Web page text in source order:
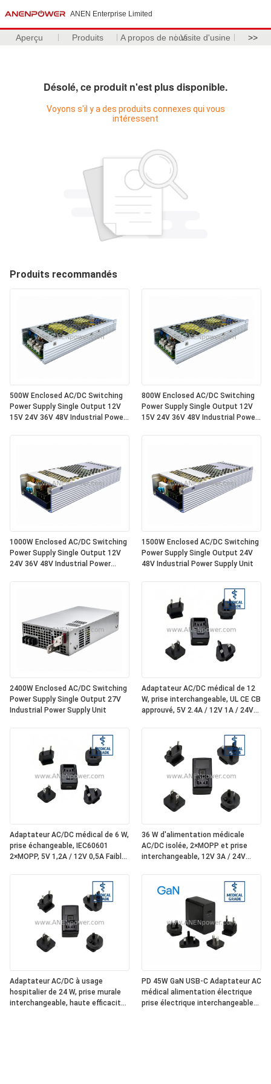
ANEN Enterprise Limited
Aperçu Produits A propos de nousVisite d'usine >>
Désolé, ce produit n'est plus disponible.
Voyons s'il y a des produits connexes qui vous
intéressent
Produits recommandés
500W Enclosed AC/DC Switching
Power Supply Single Output 12V
15V 24V 36V 48V Industrial Power
800W Enclosed AC/DC Switching
Power Supply Single Output 12V
15V 24V 36V 48V Industrial Power
1000W Enclosed AC/DC Switching
Power Supply Single Output 12V
24V 36V 48V Industrial Power
1500W Enclosed AC/DC Switching
Power Supply Single Output 24V
48V Industrial Power Supply Unit
2400W Enclosed AC/DC Switching
Power Supply Single Output 27V
Industrial Power Supply Unit
Adaptateur AC/DC médical de 12
W, prise interchangeable, UL CE CB
approuvé, 5V 2.4A / 12V 1A / 24V
Adaptateur AC/DC médical de 6 W,
prise échangeable, IEC60601
2×MOPP, 5V 1,2A / 12V 0,5A Faible
36 W d'alimentation médicale
AC/DC isolée, 2×MOPP et prise
interchangeable, 12V 3A / 24V
Adaptateur AC/DC à usage
hospitalier de 24 W, prise murale
interchangeable, haute efficacité
PD 45W GaN USB-C Adaptateur AC
médical alimentation électrique
prise électrique interchangeable